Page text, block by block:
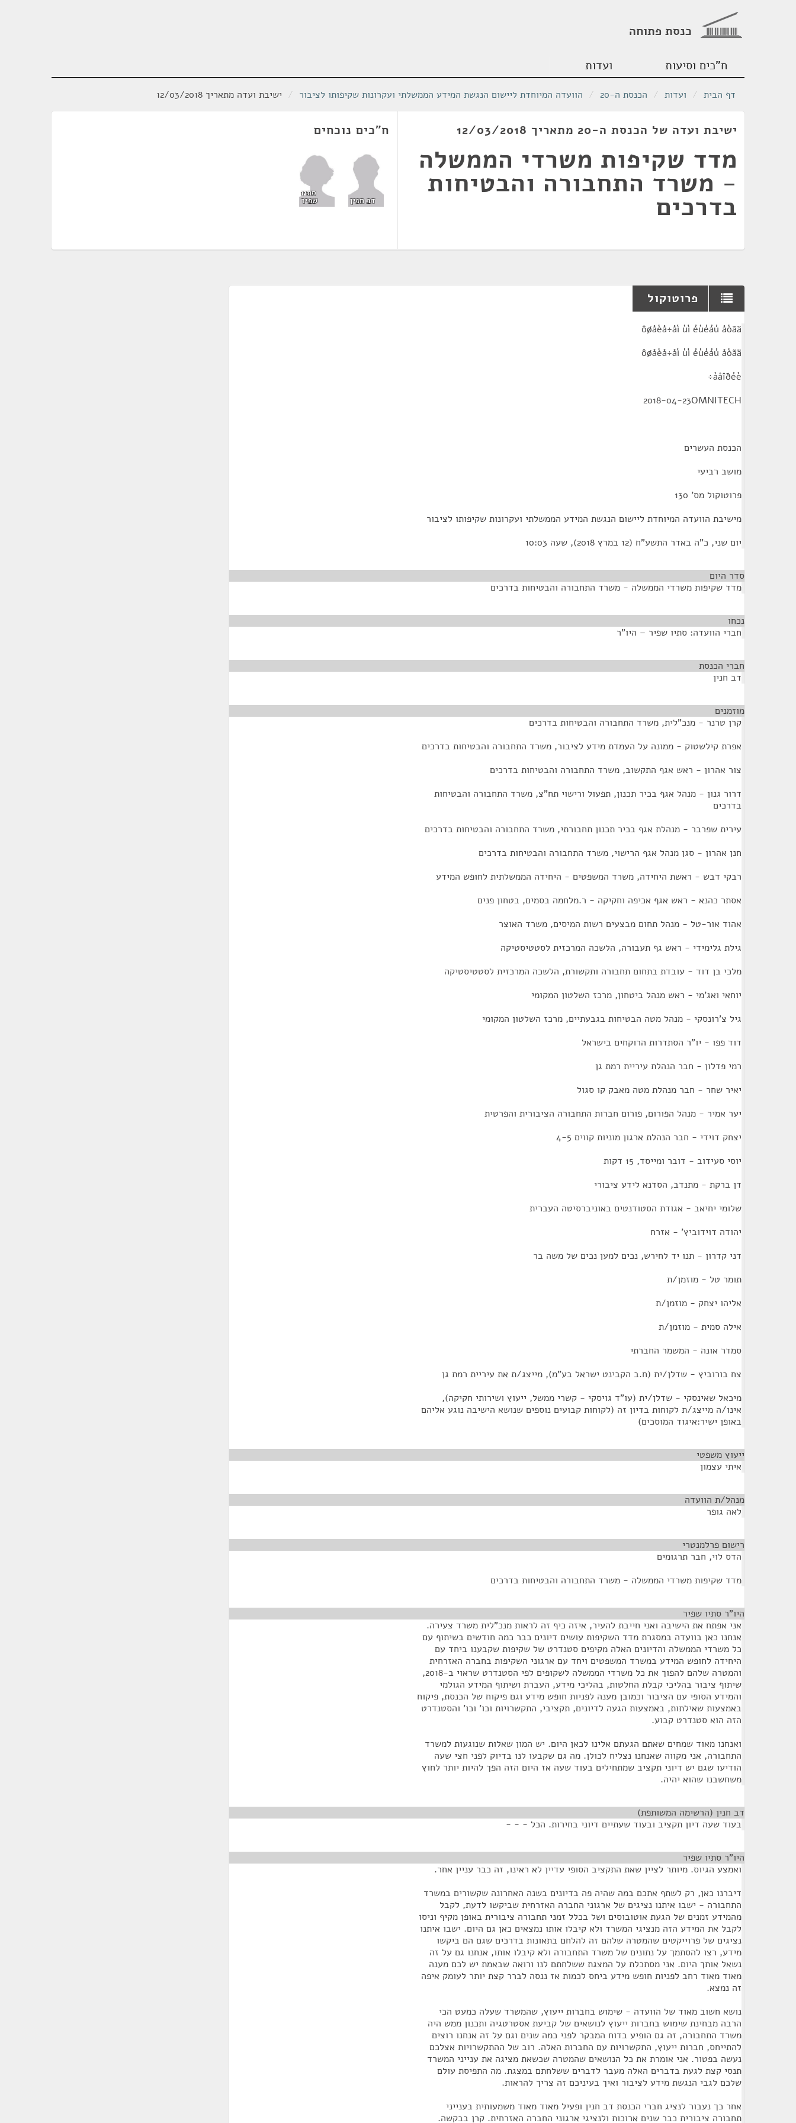
כנסת פתוחה
ח"כים וסיעות ועדות
דף הבית / ועדות / הכנסת ה-20 / הוועדה המיוחדת ליישום הנגשת המידע הממשלתי ועקרונות שקיפותו לציבור / ישיבת ועדה מתאריך 12/03/2018
ישיבת ועדה של הכנסת ה-20 מתאריך 12/03/2018
מדד שקיפות משרדי הממשלה
- משרד התחבורה והבטיחות
בדרכים
ח"כים נוכחים
דב חנין
סתיו
שפיר
פרוטוקול
ôøåèå÷åì ùì éùéáú åòãä
ôøåèå÷åì ùì éùéáú åòãä
àåîðéè÷
2018-04-23OMNITECH
הכנסת העשרים
מושב רביעי
פרוטוקול מס' 130
מישיבת הוועדה המיוחדת ליישום הנגשת המידע הממשלתי ועקרונות שקיפותו לציבור
יום שני, כ"ה באדר התשע"ח (12 במרץ 2018), שעה 10:03
סדר היום
מדד שקיפות משרדי הממשלה - משרד התחבורה והבטיחות בדרכים
נכחו
חברי הוועדה: סתיו שפיר – היו"ר
חברי הכנסת
דב חנין
מוזמנים
קרן טרנר - מנכ"לית, משרד התחבורה והבטיחות בדרכים
אפרת קילשטוק - ממונה על העמדת מידע לציבור, משרד התחבורה והבטיחות בדרכים
צור אהרון - ראש אגף התקשוב, משרד התחבורה והבטיחות בדרכים
דרור גנון - מנהל אגף בכיר תכנון, תפעול ורישוי תח"צ, משרד התחבורה והבטיחות
בדרכים
עירית שפרבר - מנהלת אגף בכיר תכנון תחבורתי, משרד התחבורה והבטיחות בדרכים
חנן אהרון - סגן מנהל אגף הרישוי, משרד התחבורה והבטיחות בדרכים
רבקי דבש - ראשת היחידה, משרד המשפטים - היחידה הממשלתית לחופש המידע
אסתר כהנא - ראש אגף אכיפה וחקיקה - ר.מלחמה בסמים, בטחון פנים
אהוד אור-טל - מנהל תחום מבצעים רשות המיסים, משרד האוצר
גילת גלימידי - ראש גף תעבורה, הלשכה המרכזית לסטטיסטיקה
מלכי בן דוד - עובדת בתחום תחבורה ותקשורת, הלשכה המרכזית לסטטיסטיקה
יוחאי ואג'מי - ראש מנהל ביטחון, מרכז השלטון המקומי
גיל צ'רונסקי - מנהל מטה הבטיחות בגבעתיים, מרכז השלטון המקומי
דוד פפו - יו"ר הסתדרות הרוקחים בישראל
רמי פדלון - חבר הנהלת עיריית רמת גן
יאיר שחר - חבר מנהלת מטה מאבק קו סגול
יער אמיר - מנהל הפורום, פורום חברות התחבורה הציבורית והפרטית
יצחק דוידי - חבר הנהלת ארגון מוניות קווים 4-5
יוסי סעידוב - דובר ומייסד, 15 דקות
דן ברקת - מתנדב, הסדנא לידע ציבורי
שלומי יחיאב - אגודת הסטודנטים באוניברסיטה העברית
יהודה דוידוביץ' - אזרח
דני קדרון - תנו יד לחירש, נכים למען נכים של משה בר
תומר טל - מוזמן/ת
אליהו יצחק - מוזמן/ת
אילה סמית - מוזמן/ת
סמדר אונה - המשמר החברתי
צח בורוביץ - שדלן/ית (ח.ב הקבינט ישראל בע"מ), מייצג/ת את עיריית רמת גן
מיכאל שאינסקי - שדלן/ית (עו"ד גויסקי - קשרי ממשל, ייעוץ ושירותי חקיקה),
אינו/ה מייצג/ת לקוחות בדיון זה (לקוחות קבועים נוספים שנושא הישיבה נוגע אליהם
באופן ישיר:איגוד המוסכים)
ייעוץ משפטי
איתי עצמון
מנהל/ת הוועדה
לאה גופר
רישום פרלמנטרי
הדס לוי, חבר תרגומים
מדד שקיפות משרדי הממשלה - משרד התחבורה והבטיחות בדרכים
היו"ר סתיו שפיר
אני אפתח את הישיבה ואני חייבת להעיר, איזה כיף זה לראות מנכ"לית משרד צעירה.
אנחנו כאן בוועדה במסגרת מדד השקיפות עושים דיונים כבר כמה חודשים בשיתוף עם
כל משרדי הממשלה והדיונים האלה מקיפים סטנדרט של שקיפות שקבענו ביחד עם
היחידה לחופש המידע במשרד המשפטים ויחד עם ארגוני השקיפות בחברה האזרחית
והמטרה שלהם להפוך את כל משרדי הממשלה לשקופים לפי הסטנדרט שראוי ב-2018,
שיתוף ציבור בהליכי קבלת החלטות, בהליכי מידע, העברת ושיתוף המידע הגולמי
והמידע הסופי עם הציבור וכמובן מענה לפניות חופש מידע וגם פיקוח של הכנסת, פיקוח
באמצעות שאילתות, באמצעות הגעה לדיונים, תקציבי, התקשרויות וכו' וכו' והסטנדרט
הזה הוא סטנדרט קבוע.
ואנחנו מאוד שמחים שאתם הגעתם אלינו לכאן היום. יש המון שאלות שנוגעות למשרד
התחבורה, אני מקווה שאנחנו נצליח לכולן. מה גם שקבעו לנו בדיוק לפני חצי שעה
הודיעו שגם יש דיוני תקציב שמתחילים בעוד שעה אז היום הזה הפך להיות יותר לחוץ
משחשבנו שהוא יהיה.
דב חנין (הרשימה המשותפת)
בעוד שעה דיון תקציב ובעוד שעתיים דיוני בחירות. הכל - - -
היו"ר סתיו שפיר
ואמצע הגיוס. מיותר לציין שאת התקציב הסופי עדיין לא ראינו, זה כבר עניין אחר.
דיברנו כאן, רק לשתף אתכם במה שהיה פה בדיונים בשנה האחרונה שקשורים במשרד
התחבורה - ישבו איתנו נציגים של ארגוני החברה האזרחית שביקשו לדעת, לקבל
מהמידע זמנים של הגעת אוטובוסים ושל בכלל זמני תחבורה ציבורית באופן מקיף וניסו
לקבל את המידע הזה מנציגי המשרד ולא קיבלו אותו נמצאים כאן גם היום. ישבו איתנו
נציגים של פרוייקטים שהמטרה שלהם זה להלחם בתאונות בדרכים שגם הם ביקשו
מידע, רצו להסתמך על נתונים של משרד התחבורה ולא קיבלו אותו, אנחנו גם על זה
נשאל אותך היום. אני מסתכלת על המצגת ששלחתם לנו ורואה שבאמת יש לכם מענה
מאוד מאוד רחב לפניות חופש מידע ביחס לכמות אז ננסה לברר קצת יותר לעומק איפה
זה נמצא.
נושא חשוב מאוד של הוועדה - שימוש בחברות ייעוץ, שהמשרד שעלה כמעט הכי
הרבה מבחינת שימוש בחברות ייעוץ לנושאים של קביעת אסטרטגיה ותכנון ממש היה
משרד התחבורה, זה גם הופיע בדוח המבקר לפני כמה שנים וגם על זה אנחנו רוצים
להתייחס, חברות ייעוץ, התקשרויות עם החברות האלה. רוב של ההתקשרויות אצלכם
נעשה בפטור. אני אומרת את כל הנושאים שהמטרה שכשאת מציגה את ענייני המשרד
תנסי קצת לגעת בדברים האלה מעבר לדברים ששלחתם במצגת. מה התפיסת עולם
שלכם לגבי הנגשת מידע לציבור ואיך בעיניכם זה צריך להראות.
אחר כך נעבור לנציג חברי הכנסת דב חנין ופעיל מאוד מאוד משמעותית בענייני
תחבורה ציבורית כבר שנים ארוכות ולנציגי ארגוני החברה האזרחית. קרן בבקשה.